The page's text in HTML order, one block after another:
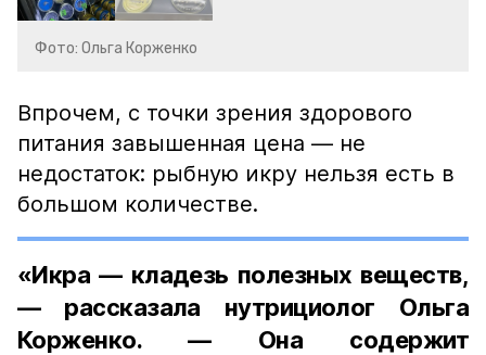
Фото: Ольга Корженко
Впрочем, с точки зрения здорового
питания завышенная цена — не
недостаток: рыбную икру нельзя есть в
большом количестве.
«Икра — кладезь полезных веществ,
— рассказала нутрициолог Ольга
Корженко. — Она содержит